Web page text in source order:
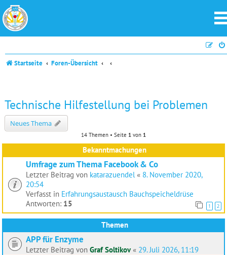
Startseite Foren-Übersicht
Technische Hilfestellung bei Problemen
Neues Thema
14 Themen • Seite 1 von 1
Bekanntmachungen
Umfrage zum Thema Facebook & Co
Letzter Beitrag von katarazuendel « 8. November 2020,
20:54
Verfasst in Erfahrungsaustausch Bauchspeicheldrüse
Antworten: 15 1 2
Themen
APP für Enzyme
Letzter Beitrag von Graf Soltikov« 29. Juli 2026, 11:19